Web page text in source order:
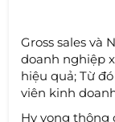
Gross sales và
doanh nghiệp
hiệu quả; Từ
viên kinh
Hy vọng thông